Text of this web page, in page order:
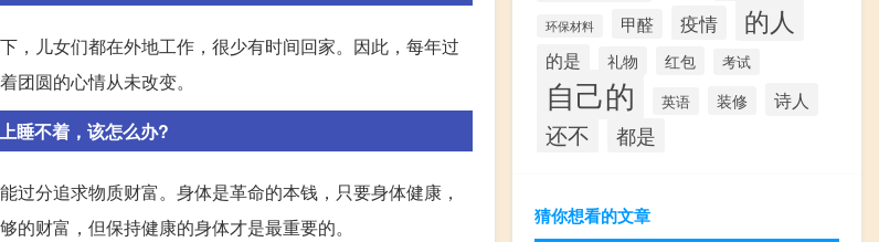
，儿女们都在外地工作，很少有时间回家。因此，每年过
团圆的心情从未改变。
睡不着，该怎么办?
分追求物质财富。身体是革命的本钱，只要身体健康，
财富，但保持健康的身体才是最重要的。
环保材料 甲醛 疫情 的人
的是 礼物 红包 考试
自己的 英语 装修 诗人
还不 都是
猜你想看的文章